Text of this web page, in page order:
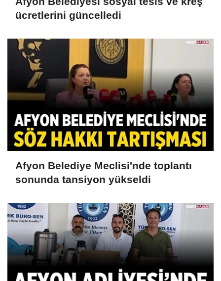
ücretlerini güncelledi
Afyon Belediye Meclisi'nde toplantı
sonunda tansiyon yükseldi